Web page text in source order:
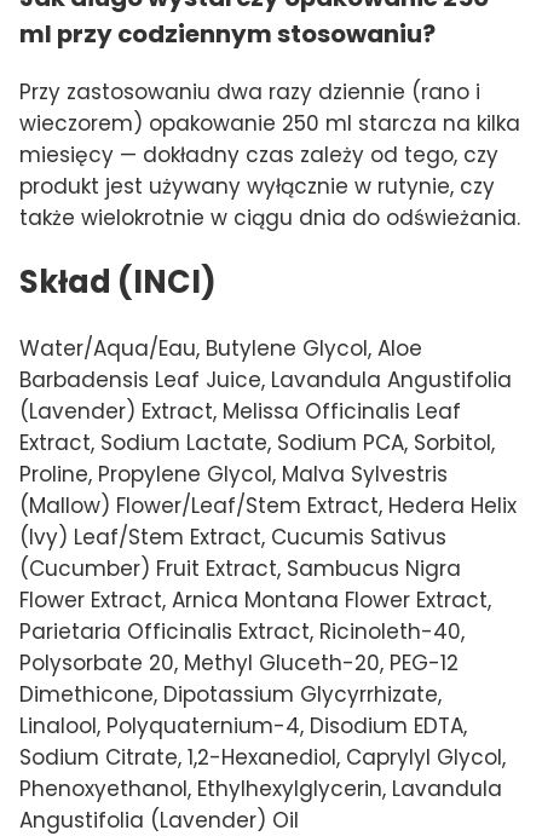
ml przy codziennym stosowaniu?
Przy zastosowaniu dwa razy dziennie (rano i
wieczorem) opakowanie 250 ml starcza na kilka
miesięcy — dokładny czas zależy od tego, czy
produkt jest używany wyłącznie w rutynie, czy
także wielokrotnie w ciągu dnia do odświeżania.
Skład (INCI)
Water/Aqua/Eau, Butylene Glycol, Aloe
Barbadensis Leaf Juice, Lavandula Angustifolia
(Lavender) Extract, Melissa Officinalis Leaf
Extract, Sodium Lactate, Sodium PCA, Sorbitol,
Proline, Propylene Glycol, Malva Sylvestris
(Mallow) Flower/Leaf/Stem Extract, Hedera Helix
(Ivy) Leaf/Stem Extract, Cucumis Sativus
(Cucumber) Fruit Extract, Sambucus Nigra
Flower Extract, Arnica Montana Flower Extract,
Parietaria Officinalis Extract, Ricinoleth-40,
Polysorbate 20, Methyl Gluceth-20, PEG-12
Dimethicone, Dipotassium Glycyrrhizate,
Linalool, Polyquaternium-4, Disodium EDTA,
Sodium Citrate, 1,2-Hexanediol, Caprylyl Glycol,
Phenoxyethanol, Ethylhexylglycerin, Lavandula
Angustifolia (Lavender) Oil